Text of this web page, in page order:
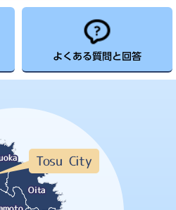
よくある質問と回答